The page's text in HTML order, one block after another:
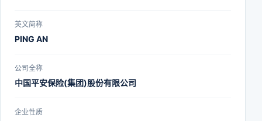
英文简称
PING AN
公司全称
中国平安保险(集团)股份有限公司
企业性质